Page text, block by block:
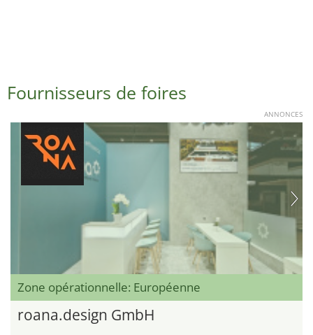
Fournisseurs de foires
ANNONCES
Zone opérationnelle: Européenne
roana.design GmbH